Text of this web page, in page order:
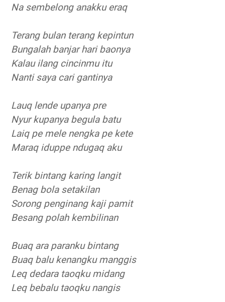
Na sembelong anakku eraq
Terang bulan terang kepintun
Bungalah banjar hari baonya
Kalau ilang cincinmu itu
Nanti saya cari gantinya
Lauq lende upanya pre
Nyur kupanya begula batu
Laiq pe mele nengka pe kete
Maraq iduppe ndugaq aku
Terik bintang karing langit
Benag bola setakilan
Sorong penginang kaji pamit
Besang polah kembilinan
Buaq ara paranku bintang
Buaq balu kenangku manggis
Leq dedara taoqku midang
Leq bebalu taoqku nangis